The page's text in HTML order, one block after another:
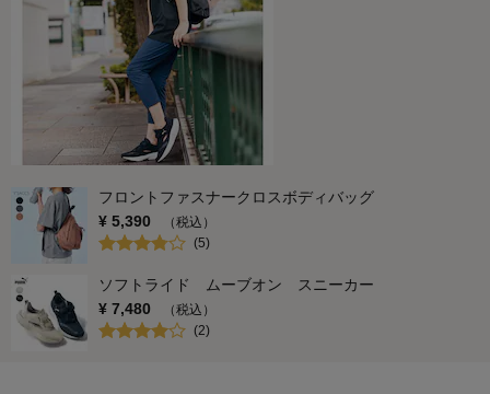
フロントファスナークロスボディバッグ
¥ 5,390
（税込）
(5)
ソフトライド ムーブオン スニーカー
¥ 7,480
（税込）
(2)